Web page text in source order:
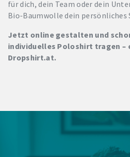
für dich, dein Team oder dein
Bio-Baumwolle dein persönliches
Jetzt online gestalten und
individuelles Poloshirt tragen –
Dropshirt.at.